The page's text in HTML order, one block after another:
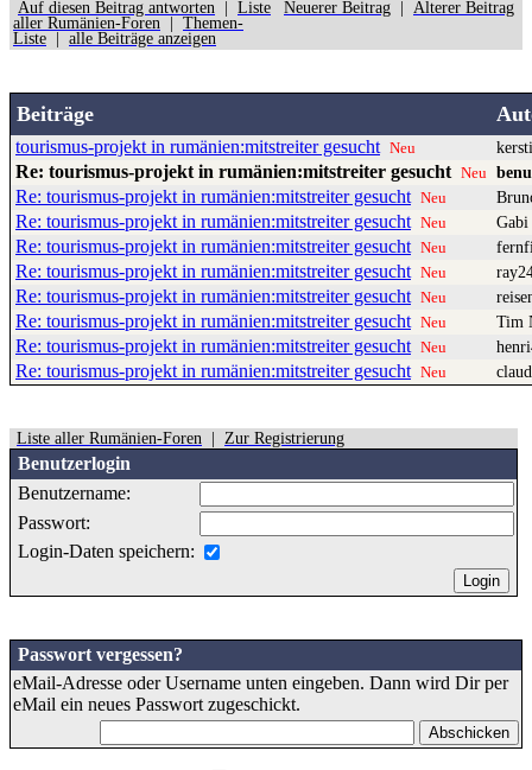
Auf diesen Beitrag antworten
Liste
aller Rumänien-Foren
Themen-
Liste
alle Beiträge anzeigen
Neuerer Beitrag Älterer Beitrag
Beiträge
tourismus-projekt in rumänien:mitstreiter gesucht Neu
Re: tourismus-projekt in rumänien:mitstreiter gesucht Neu benu
Re: tourismus-projekt in rumänien:mitstreiter gesucht Neu
Re: tourismus-projekt in rumänien:mitstreiter gesucht Neu Gabi
Re: tourismus-projekt in rumänien:mitstreiter gesucht Neu
Re: tourismus-projekt in rumänien:mitstreiter gesucht Neu
Re: tourismus-projekt in rumänien:mitstreiter gesucht Neu
Re: tourismus-projekt in rumänien:mitstreiter gesucht Neu Tim
Re: tourismus-projekt in rumänien:mitstreiter gesucht Neu
Re: tourismus-projekt in rumänien:mitstreiter gesucht Neu
Liste aller Rumänien-Foren Zur Registrierung
Benutzerlogin
Benutzername:
Passwort:
Login-Daten speichern:
Passwort vergessen?
eMail-Adresse oder Username unten eingeben. Dann wird Dir per
eMail ein neues Passwort zugeschickt.